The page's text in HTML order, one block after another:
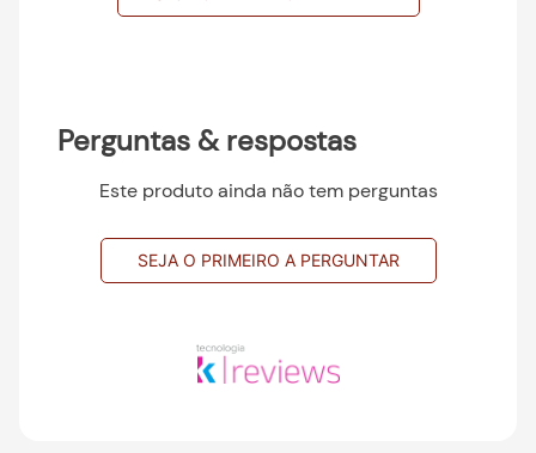
Perguntas & respostas
Este produto ainda não tem perguntas
SEJA O PRIMEIRO A PERGUNTAR